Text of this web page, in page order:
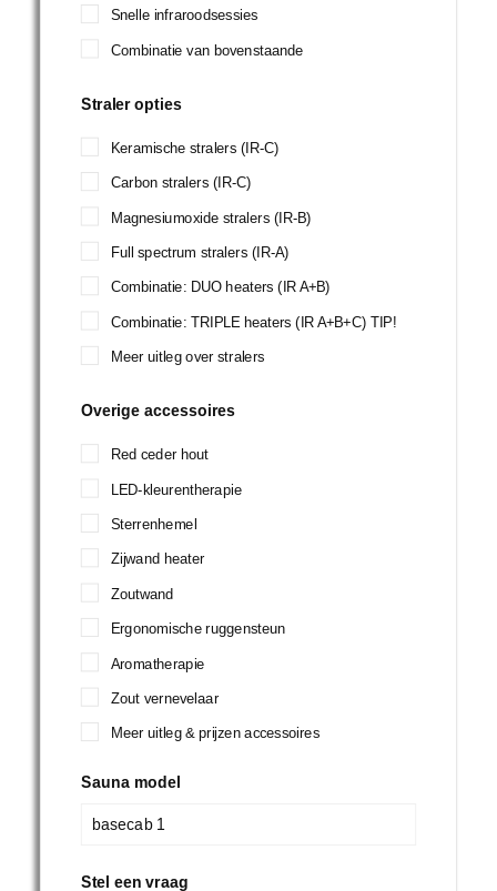
Snelle infraroodsessies
Combinatie van bovenstaande
Straler opties
Keramische stralers (IR-C)
Carbon stralers (IR-C)
Magnesiumoxide stralers (IR-B)
Full spectrum stralers (IR-A)
Combinatie: DUO heaters (IR A+B)
Combinatie: TRIPLE heaters (IR A+B+C) TIP!
Meer uitleg over stralers
Overige accessoires
Red ceder hout
LED-kleurentherapie
Sterrenhemel
Zijwand heater
Zoutwand
Ergonomische ruggensteun
Aromatherapie
Zout vernevelaar
Meer uitleg & prijzen accessoires
Sauna model
Stel een vraag